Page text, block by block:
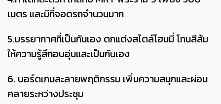
เมตร และมีที่จอดรถจำนวนมาก
5.บรรยากาศที่เป็นกันเอง ตกแต่งสไตล์โฮมมี่ โทนสีส้ม
ให้ความรู้สึกอบอุ่นและเป็นกันเอง
6. บอร์ดเกมละลายพฤติกรรม เพิ่มความสนุกและผ่อน
คลายระหว่างประชุม